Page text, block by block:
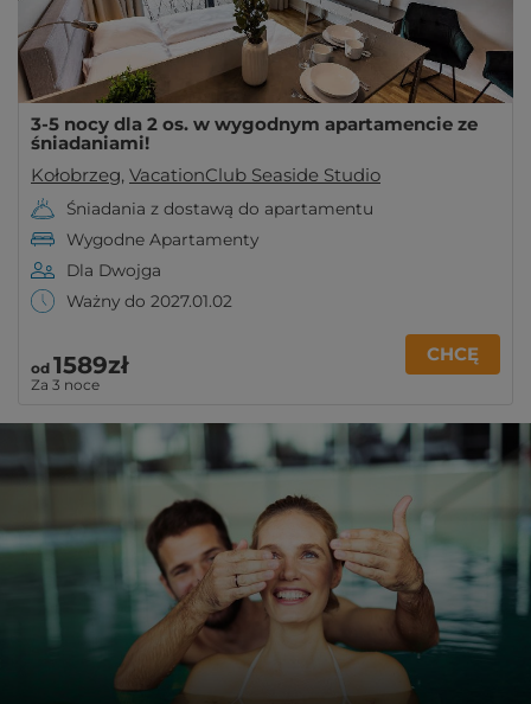
3-5 nocy dla 2 os. w wygodnym apartamencie ze
śniadaniami!
Kołobrzeg, VacationClub Seaside Studio
Śniadania z dostawą do apartamentu
Wygodne Apartamenty
Dla Dwojga
Ważny do 2027.01.02
od 1589zł
Za 3 noce
CHCĘ